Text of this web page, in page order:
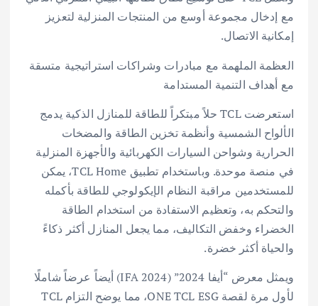
مع إدخال مجموعة أوسع من المنتجات المنزلية لتعزيز
إمكانية الاتصال.
العظمة الملهمة مع مبادرات وشراكات استراتيجية متسقة
مع أهداف التنمية المستدامة
استعرضت TCL حلاً مبتكراً للطاقة للمنازل الذكية يدمج
الألواح الشمسية وأنظمة تخزين الطاقة والمضخات
الحرارية وشواحن السيارات الكهربائية والأجهزة المنزلية
في منصة موحدة. وباستخدام تطبيق TCL Home، يمكن
للمستخدمين مراقبة النظام الإيكولوجي للطاقة بأكمله
والتحكم به، وتعظيم الاستفادة من استخدام الطاقة
الخضراء وخفض التكاليف، مما يجعل المنازل أكثر ذكاءً
والحياة أكثر خضرة.
ويمثل معرض “أيفا 2024” (IFA 2024) أيضاً عرضاً شاملًا
لأول مرة لقصة ONE TCL ESG، مما يوضح التزام TCL